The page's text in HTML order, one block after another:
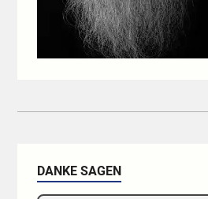
DANKE SAGEN